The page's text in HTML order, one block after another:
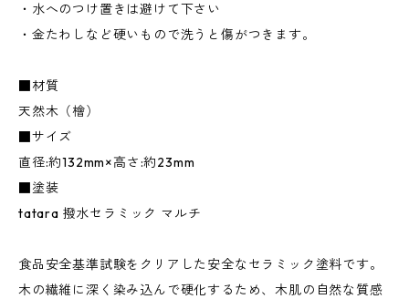
・水へのつけ置きは避けて下さい
・金たわしなど硬いもので洗うと傷がつきます。
■材質
天然木（檜）
■サイズ
直径:約132mm×高さ:約23mm
■塗装
tatara 撥水セラミック マルチ
食品安全基準試験をクリアした安全なセラミック塗料です。
木の繊維に深く染み込んで硬化するため、木肌の自然な質感